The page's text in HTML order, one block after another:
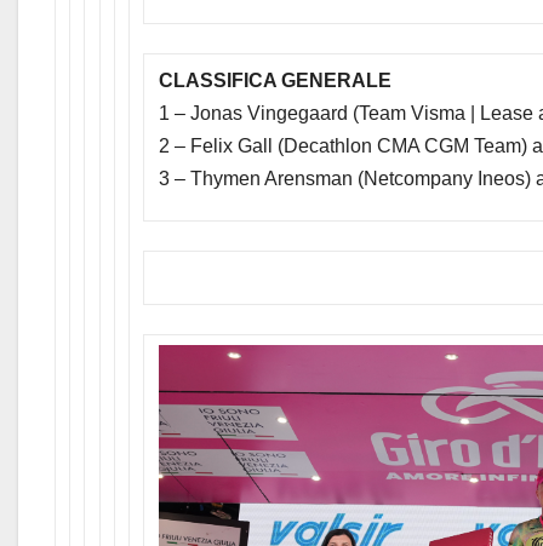
CLASSIFICA GENERALE
1 – Jonas Vingegaard (Team Visma | Lease
2 – Felix Gall (Decathlon CMA CGM Team) a
3 – Thymen Arensman (Netcompany Ineos) a